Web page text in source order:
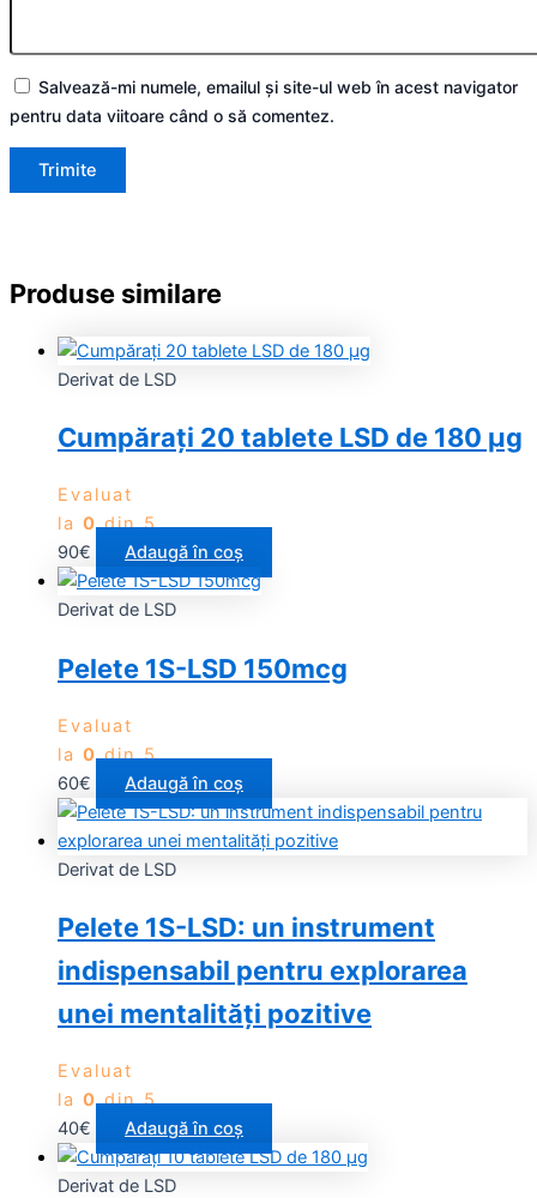
Salvează-mi numele, emailul și site-ul web în acest navigator
pentru data viitoare când o să comentez.
Produse similare
Derivat de LSD
Cumpărați 20 tablete LSD de 180 µg
Evaluat
la 0din 5
90€ Adaugă în coș
Derivat de LSD
Pelete 1S-LSD 150mcg
Evaluat
la 0din 5
60€ Adaugă în coș
Derivat de LSD
Pelete 1S-LSD: un instrument
indispensabil pentru explorarea
unei mentalități pozitive
Evaluat
la 0din 5
40€ Adaugă în coș
Derivat de LSD